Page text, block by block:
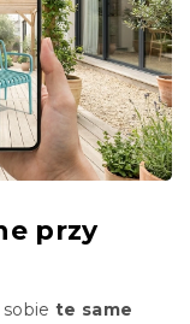
przy
te same